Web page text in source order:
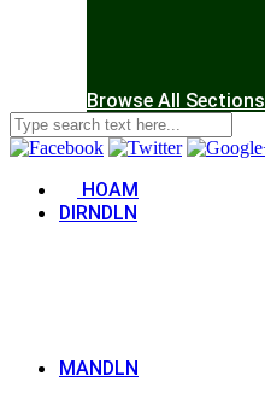
Browse All Sections
HOAM
DIRNDLN
MANDLN